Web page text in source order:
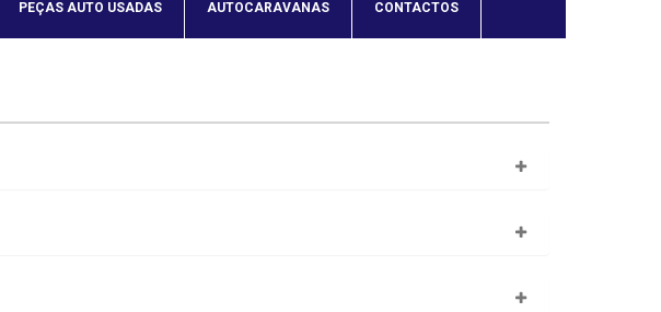
PEÇAS AUTO USADAS AUTOCARAVANAS CONTACTOS